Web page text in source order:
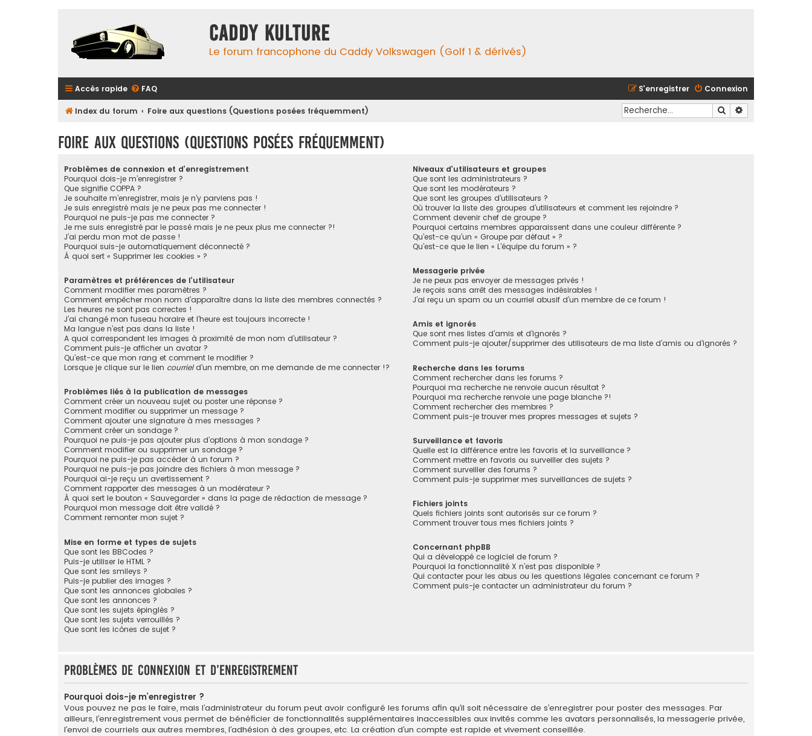
Caddy Kulture
Le forum francophone du Caddy Volkswagen (Golf 1 & dérivés)
Accès rapide FAQ Connexion
S’enregistrer
Index du forum Foire aux questions (Questions posées fréquemment) Rechercher
Foire aux questions (Questions posées fréquemment)
Problèmes de connexion et d’enregistrement
Pourquoi dois-je m’enregistrer ?
Que signifie COPPA ?
Je souhaite m’enregistrer, mais je n’y parviens pas !
Je suis enregistré mais je ne peux pas me connecter !
Pourquoi ne puis-je pas me connecter ?
Je me suis enregistré par le passé mais je ne peux plus me connecter ?!
J’ai perdu mon mot de passe !
Pourquoi suis-je automatiquement déconnecté ?
À quoi sert « Supprimer les cookies » ?
Paramètres et préférences de l’utilisateur
Comment modifier mes paramètres ?
Comment empêcher mon nom d’apparaître dans la liste des membres connectés ?
Les heures ne sont pas correctes !
J’ai changé mon fuseau horaire et l’heure est toujours incorrecte !
Ma langue n’est pas dans la liste !
A quoi correspondent les images à proximité de mon nom d’utilisateur ?
Comment puis-je afficher un avatar ?
Qu’est-ce que mon rang et comment le modifier ?
Lorsque je clique sur le lien courrield’un membre, on me demande de me connecter !?
Problèmes liés à la publication de messages
Comment créer un nouveau sujet ou poster une réponse ?
Comment modifier ou supprimer un message ?
Comment ajouter une signature à mes messages ?
Comment créer un sondage ?
Pourquoi ne puis-je pas ajouter plus d’options à mon sondage ?
Comment modifier ou supprimer un sondage ?
Pourquoi ne puis-je pas accéder à un forum ?
Pourquoi ne puis-je pas joindre des fichiers à mon message ?
Pourquoi ai-je reçu un avertissement ?
Comment rapporter des messages à un modérateur ?
À quoi sert le bouton « Sauvegarder » dans la page de rédaction de message ?
Pourquoi mon message doit être validé ?
Comment remonter mon sujet ?
Mise en forme et types de sujets
Que sont les BBCodes ?
Puis-je utiliser le HTML ?
Que sont les smileys ?
Puis-je publier des images ?
Que sont les annonces globales ?
Que sont les annonces ?
Que sont les sujets épinglés ?
Que sont les sujets verrouillés ?
Que sont les icônes de sujet ?
Niveaux d’utilisateurs et groupes
Que sont les administrateurs ?
Que sont les modérateurs ?
Que sont les groupes d’utilisateurs ?
Où trouver la liste des groupes d’utilisateurs et comment les rejoindre ?
Comment devenir chef de groupe ?
Pourquoi certains membres apparaissent dans une couleur différente ?
Qu’est-ce qu’un « Groupe par défaut » ?
Qu’est-ce que le lien « L’équipe du forum » ?
Messagerie privée
Je ne peux pas envoyer de messages privés !
Je reçois sans arrêt des messages indésirables !
J’ai reçu un spam ou un courriel abusif d’un membre de ce forum !
Amis et ignorés
Que sont mes listes d’amis et d’ignorés ?
Comment puis-je ajouter/supprimer des utilisateurs de ma liste d’amis ou d’ignorés ?
Recherche dans les forums
Comment rechercher dans les forums ?
Pourquoi ma recherche ne renvoie aucun résultat ?
Pourquoi ma recherche renvoie une page blanche ?!
Comment rechercher des membres ?
Comment puis-je trouver mes propres messages et sujets ?
Surveillance et favoris
Quelle est la différence entre les favoris et la surveillance ?
Comment mettre en favoris ou surveiller des sujets ?
Comment surveiller des forums ?
Comment puis-je supprimer mes surveillances de sujets ?
Fichiers joints
Quels fichiers joints sont autorisés sur ce forum ?
Comment trouver tous mes fichiers joints ?
Concernant phpBB
Qui a développé ce logiciel de forum ?
Pourquoi la fonctionnalité X n’est pas disponible ?
Qui contacter pour les abus ou les questions légales concernant ce forum ?
Comment puis-je contacter un administrateur du forum ?
Problèmes de connexion et d’enregistrement
Pourquoi dois-je m’enregistrer ?
Vous pouvez ne pas le faire, mais l’administrateur du forum peut avoir configuré les forums afin qu’il soit nécessaire de s’enregistrer pour poster des messages. Par
ailleurs, l’enregistrement vous permet de bénéficier de fonctionnalités supplémentaires inaccessibles aux invités comme les avatars personnalisés, la messagerie privée,
l’envoi de courriels aux autres membres, l’adhésion à des groupes, etc. La création d’un compte est rapide et vivement conseillée.